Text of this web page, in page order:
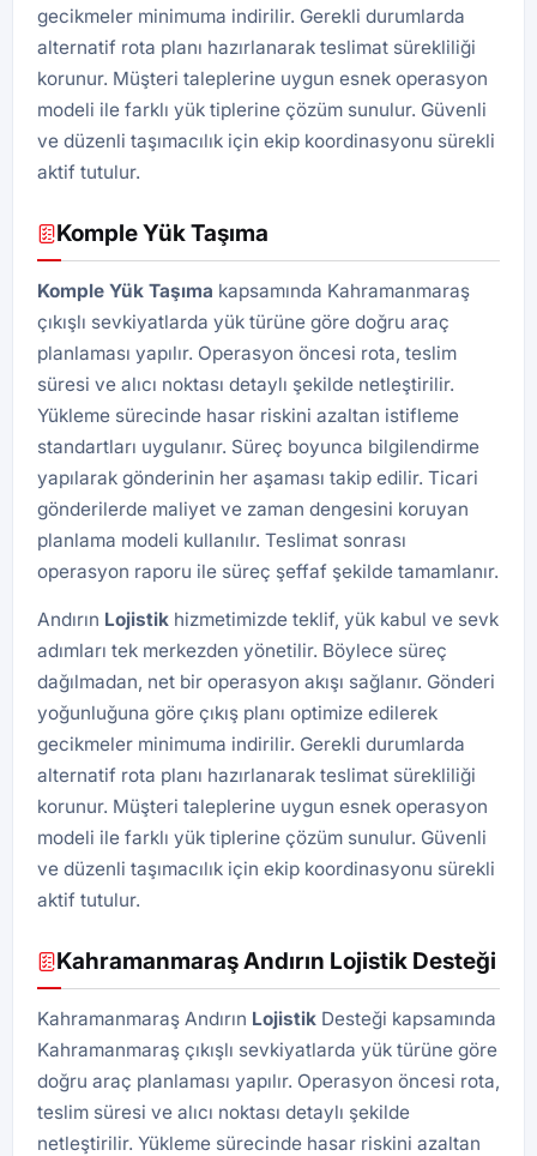
gecikmeler minimuma indirilir. Gerekli durumlarda
alternatif rota planı hazırlanarak teslimat sürekliliği
korunur. Müşteri taleplerine uygun esnek operasyon
modeli ile farklı yük tiplerine çözüm sunulur. Güvenli
ve düzenli taşımacılık için ekip koordinasyonu sürekli
aktif tutulur.
Komple Yük Taşıma
Komple Yük Taşıma kapsamında Kahramanmaraş
çıkışlı sevkiyatlarda yük türüne göre doğru araç
planlaması yapılır. Operasyon öncesi rota, teslim
süresi ve alıcı noktası detaylı şekilde netleştirilir.
Yükleme sürecinde hasar riskini azaltan istifleme
standartları uygulanır. Süreç boyunca bilgilendirme
yapılarak gönderinin her aşaması takip edilir. Ticari
gönderilerde maliyet ve zaman dengesini koruyan
planlama modeli kullanılır. Teslimat sonrası
operasyon raporu ile süreç şeffaf şekilde tamamlanır.
Andırın Lojistik hizmetimizde teklif, yük kabul ve sevk
adımları tek merkezden yönetilir. Böylece süreç
dağılmadan, net bir operasyon akışı sağlanır. Gönderi
yoğunluğuna göre çıkış planı optimize edilerek
gecikmeler minimuma indirilir. Gerekli durumlarda
alternatif rota planı hazırlanarak teslimat sürekliliği
korunur. Müşteri taleplerine uygun esnek operasyon
modeli ile farklı yük tiplerine çözüm sunulur. Güvenli
ve düzenli taşımacılık için ekip koordinasyonu sürekli
aktif tutulur.
Kahramanmaraş Andırın Lojistik Desteği
Kahramanmaraş Andırın Lojistik Desteği kapsamında
Kahramanmaraş çıkışlı sevkiyatlarda yük türüne göre
doğru araç planlaması yapılır. Operasyon öncesi rota,
teslim süresi ve alıcı noktası detaylı şekilde
netleştirilir. Yükleme sürecinde hasar riskini azaltan